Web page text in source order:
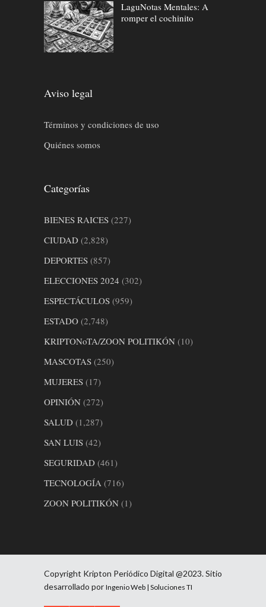
LaguNotas Mentales: A
romper el cochinito
Aviso legal
Términos y condiciones de uso
Quiénes somos
Categorías
BIENES RAICES (227)
CIUDAD (2,828)
DEPORTES (857)
ELECCIONES 2024 (302)
ESPECTÁCULOS (959)
ESTADO (2,748)
KRIPTONoTA/ZOON POLITIKÓN (10)
MASCOTAS (250)
MUJERES (17)
OPINIÓN (272)
SALUD (1,287)
SAN LUIS (42)
SEGURIDAD (461)
TECNOLOGÍA (716)
ZOON POLITIKÓN (1)
Copyright Kripton Periódico Digital @2023. Sitio
desarrollado por Ingenio Web | Soluciones TI